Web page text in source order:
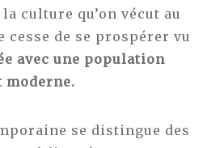
culture qu’on vécut au
cesse de se prospérer vu
avec une population
moderne.
se distingue des